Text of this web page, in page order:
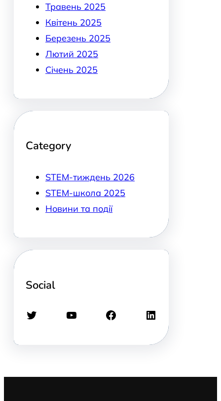
Травень 2025
Квітень 2025
Березень 2025
Лютий 2025
Січень 2025
Category
STEM-тиждень 2026
STEM-школа 2025
Новини та події
Social
Twitter YouTube Facebook LinkedIn